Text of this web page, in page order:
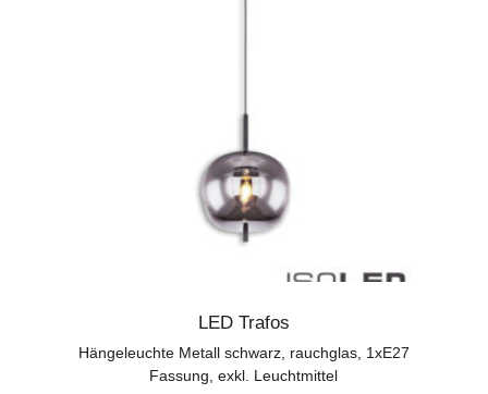
LED Trafos
Hängeleuchte Metall schwarz, rauchglas, 1xE27
Fassung, exkl. Leuchtmittel